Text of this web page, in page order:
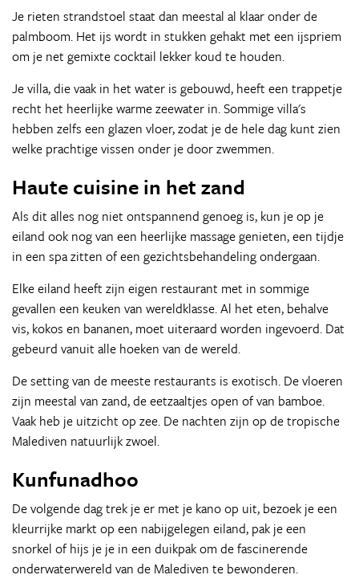
Je rieten strandstoel staat dan meestal al klaar onder de
palmboom. Het ijs wordt in stukken gehakt met een ijspriem
om je net gemixte cocktail lekker koud te houden.
Je villa, die vaak in het water is gebouwd, heeft een trappetje
recht het heerlijke warme zeewater in. Sommige villa's
hebben zelfs een glazen vloer, zodat je de hele dag kunt zien
welke prachtige vissen onder je door zwemmen.
Haute cuisine in het zand
Als dit alles nog niet ontspannend genoeg is, kun je op je
eiland ook nog van een heerlijke massage genieten, een tijdje
in een spa zitten of een gezichtsbehandeling ondergaan.
Elke eiland heeft zijn eigen restaurant met in sommige
gevallen een keuken van wereldklasse. Al het eten, behalve
vis, kokos en bananen, moet uiteraard worden ingevoerd. Dat
gebeurd vanuit alle hoeken van de wereld.
De setting van de meeste restaurants is exotisch. De vloeren
zijn meestal van zand, de eetzaaltjes open of van bamboe.
Vaak heb je uitzicht op zee. De nachten zijn op de tropische
Malediven natuurlijk zwoel.
Kunfunadhoo
De volgende dag trek je er met je kano op uit, bezoek je een
kleurrijke markt op een nabijgelegen eiland, pak je een
snorkel of hijs je je in een duikpak om de fascinerende
onderwaterwereld van de Malediven te bewonderen.